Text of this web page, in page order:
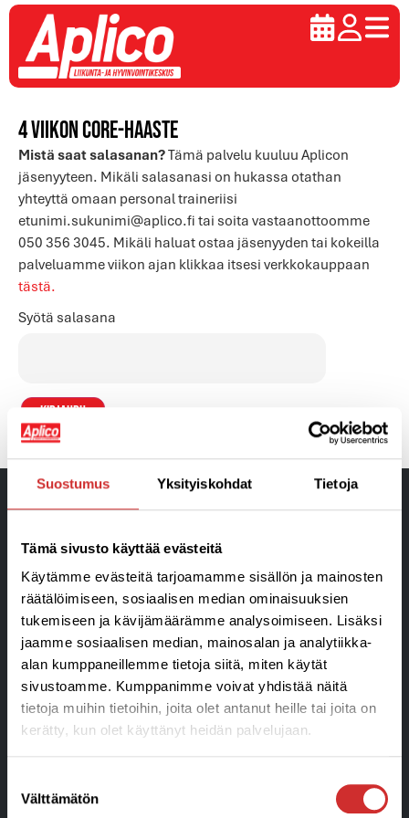
Suostumus Yksityiskohdat Tietoja
Tämä sivusto käyttää evästeitä
Käytämme evästeitä tarjoamamme sisällön ja mainosten
räätälöimiseen, sosiaalisen median ominaisuuksien
tukemiseen ja kävijämäärämme analysoimiseen. Lisäksi
jaamme sosiaalisen median, mainosalan ja analytiikka-
alan kumppaneillemme tietoja siitä, miten käytät
sivustoamme. Kumppanimme voivat yhdistää näitä
tietoja muihin tietoihin, joita olet antanut heille tai joita on
kerätty, kun olet käyttänyt heidän palvelujaan.
valinta
Välttämätön
4 viikon Core-haaste
Mistä saat salasanan?Tämä palvelu kuuluu Aplicon
jäsenyyteen. Mikäli salasanasi on hukassa otathan
yhteyttä omaan personal traineriisi
etunimi.sukunimi@aplico.fi tai soita vastaanottoomme
050 356 3045. Mikäli haluat ostaa jäsenyyden tai kokeilla
palveluamme viikon ajan klikkaa itsesi verkkokauppaan
tästä.
Syötä salasana
Liikunta- ja Hyvinvointikeskus
Aplico Oy Ratakatu 24 • 08150 Lohja
Puhelin 050 356 3045
info@aplico.fi
Y-tunnus: 1906043-3
Laskutustiedot »